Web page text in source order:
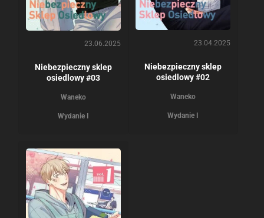
23.06.2025
Niebezpieczny sklep
osiedlowy #03
Waneko
Wydanie I
23.04.2025
Niebezpieczny sklep
osiedlowy #02
Waneko
Wydanie I